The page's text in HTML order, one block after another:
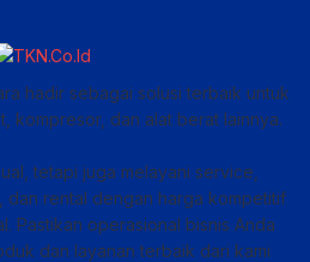
hadir sebagai solusi terbaik untuk
kompresor, dan alat berat lainnya.
tetapi juga melayani service,
dan rental dengan harga kompetitif
Pastikan operasional bisnis Anda
dan layanan terbaik dari kami